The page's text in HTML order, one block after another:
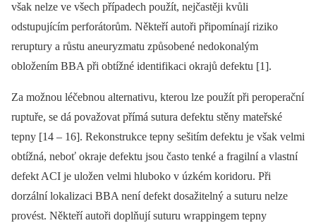
však nelze ve všech případech použít, nejčastěji kvůli
odstupujícím perforátorům. Někteří autoři připomínají riziko
reruptury a růstu aneuryzmatu způsobené nedokonalým
obložením BBA při obtížné identifikaci okrajů defektu [1].
Za možnou léčebnou alternativu, kterou lze použít při peroperační
ruptuře, se dá považovat přímá sutura defektu stěny mateřské
tepny [14 –⁠ 16]. Rekonstrukce tepny sešitím defektu je však velmi
obtížná, neboť okraje defektu jsou často tenké a fragilní a vlastní
defekt ACI je uložen velmi hluboko v úzkém koridoru. Při
dorzální lokalizaci BBA není defekt dosažitelný a suturu nelze
provést. Někteří autoři doplňují suturu wrappingem tepny